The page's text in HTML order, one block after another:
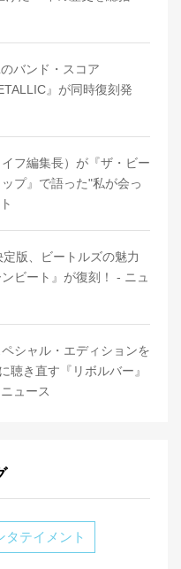
バンド・スコア
』が同時復刻発
フ編集長）が『ザ・ビー
プ』で語った"私が会っ
版、ビートルズの魅力
ビート』が復刻！ - ニュ
シャル・エディションを
聴き直す『リボルバー』
ュース
タテイメント